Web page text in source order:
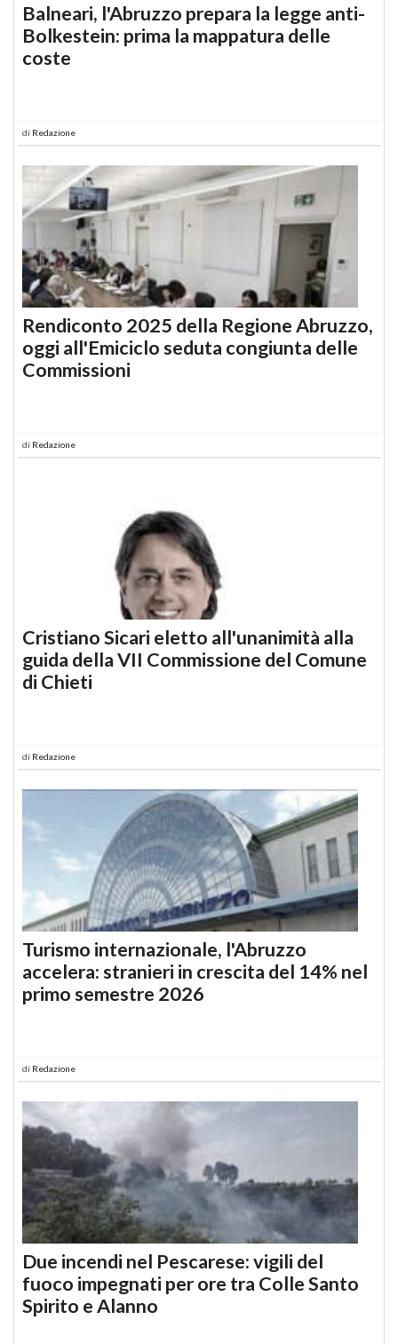
Balneari, l'Abruzzo prepara la legge anti-
Bolkestein: prima la mappatura delle
coste
di Redazione
Rendiconto 2025 della Regione Abruzzo,
oggi all'Emiciclo seduta congiunta delle
Commissioni
di Redazione
Cristiano Sicari eletto all'unanimità alla
guida della VII Commissione del Comune
di Chieti
di Redazione
Turismo internazionale, l'Abruzzo
accelera: stranieri in crescita del 14% nel
primo semestre 2026
di Redazione
Due incendi nel Pescarese: vigili del
fuoco impegnati per ore tra Colle Santo
Spirito e Alanno